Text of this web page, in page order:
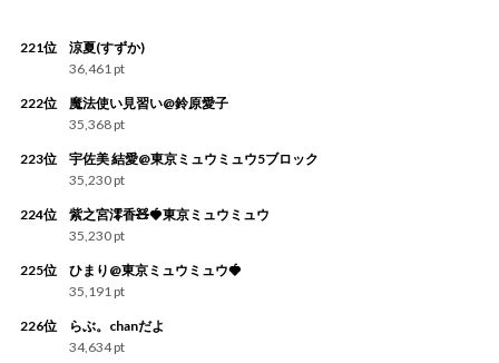
221位
涼夏(すずか)
36,461 pt
222位
魔法使い見習い@鈴原愛子
35,368 pt
223位
宇佐美 結愛@東京ミュウミュウ5ブロック
35,230 pt
224位
紫之宮澪香🧸🍓東京ミュウミュウ
35,230 pt
225位
ひまり@東京ミュウミュウ🍓
35,191 pt
226位
らぶ。chanだよ
34,634 pt